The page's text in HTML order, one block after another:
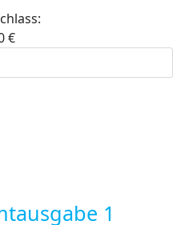
€
1